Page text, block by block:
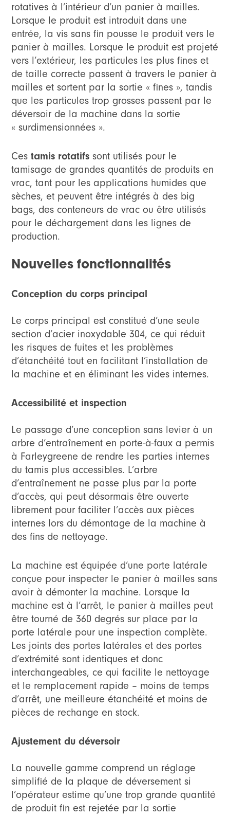
rotatives à l’intérieur d’un panier à mailles.
Lorsque le produit est introduit dans une
entrée, la vis sans fin pousse le produit vers le
panier à mailles. Lorsque le produit est projeté
vers l’extérieur, les particules les plus fines et
de taille correcte passent à travers le panier à
mailles et sortent par la sortie « fines », tandis
que les particules trop grosses passent par le
déversoir de la machine dans la sortie
« surdimensionnées ».
Cestamis rotatifs sont utilisés pour le
tamisage de grandes quantités de produits en
vrac, tant pour les applications humides que
sèches, et peuvent être intégrés à des big
bags, des conteneurs de vrac ou être utilisés
pour le déchargement dans les lignes de
production.
Nouvelles fonctionnalités
Conception du corps principal
Le corps principal est constitué d’une seule
section d’acier inoxydable 304, ce qui réduit
les risques de fuites et les problèmes
d’étanchéité tout en facilitant l’installation de
la machine et en éliminant les vides internes.
Accessibilité et inspection
Le passage d’une conception sans levier à un
arbre d’entraînement en porte-à-faux a permis
à Farleygreene de rendre les parties internes
du tamis plus accessibles. L’arbre
d’entraînement ne passe plus par la porte
d’accès, qui peut désormais être ouverte
librement pour faciliter l’accès aux pièces
internes lors du démontage de la machine à
des fins de nettoyage.
La machine est équipée d’une porte latérale
conçue pour inspecter le panier à mailles sans
avoir à démonter la machine. Lorsque la
machine est à l’arrêt, le panier à mailles peut
être tourné de 360 degrés sur place par la
porte latérale pour une inspection complète.
Les joints des portes latérales et des portes
d’extrémité sont identiques et donc
interchangeables, ce qui facilite le nettoyage
et le remplacement rapide – moins de temps
d’arrêt, une meilleure étanchéité et moins de
pièces de rechange en stock.
Ajustement du déversoir
La nouvelle gamme comprend un réglage
simplifié de la plaque de déversement si
l’opérateur estime qu’une trop grande quantité
de produit fin est rejetée par la sortie